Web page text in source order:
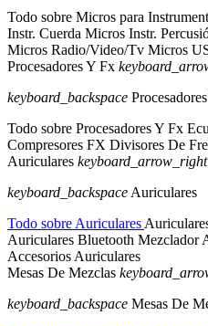
Todo sobre Micros para
Instr. Cuerda Micros Instr.
Micros Radio/Video/Tv Micros
Procesadores Y Fx
keyboard_backspace
Todo sobre Procesadores Y Fx
Compresores FX Divisores De
Auriculares keyboard_arrow_right
keyboard_backspace Auriculares
Todo sobre Auriculares
Auriculares Bluetooth Mezclador
Accesorios Auriculares
Mesas De Mezclas
keyboard_backspace Mesas De